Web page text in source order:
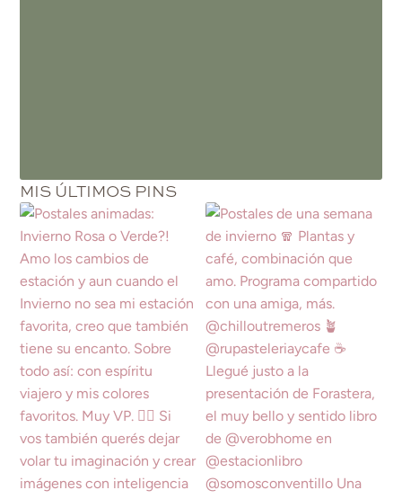
MIS ÚLTIMOS PINS